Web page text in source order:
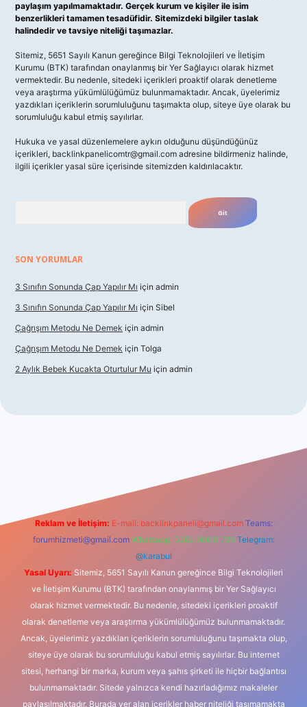
paylaşım yapılmamaktadır. Gerçek kurum ve kişiler ile isim
benzerlikleri tamamen tesadüfidir. Sitemizdeki bilgiler taslak
halindedir ve tavsiye niteliği taşımazlar.
Sitemiz, 5651 Sayılı Kanun gereğince Bilgi Teknolojileri ve İletişim
Kurumu (BTK) tarafından onaylanmış bir Yer Sağlayıcı olarak hizmet
vermektedir. Bu nedenle, sitedeki içerikleri proaktif olarak denetleme
veya araştırma yükümlülüğümüz bulunmamaktadır. Ancak, üyelerimiz
yazdıkları içeriklerin sorumluluğunu taşımakta olup, siteye üye olarak bu
sorumluluğu kabul etmiş sayılırlar.
Hukuka ve yasal düzenlemelere aykırı olduğunu düşündüğünüz
içerikleri, backlinkpanelicomtr@gmail.com adresine bildirmeniz halinde,
ilgili içerikler yasal süre içerisinde sitemizden kaldırılacaktır.
SON YORUMLAR
3 Sınıfın Sonunda Çap Yapılır Mı için admin
3 Sınıfın Sonunda Çap Yapılır Mı için Sibel
Çağrışım Metodu Ne Demek için admin
Çağrışım Metodu Ne Demek için Tolga
2 Aylık Bebek Kucakta Oturtulur Mu için admin
Reklam ve İletişim: E-mail: backlinkpaneli@gmail.com Teams:
forumhizmeti@gmail.com Whatsapp: 0262 606 0 726 Telegram:
@karabul
Yasal Uyarı: Sitemiz, 5651 Sayılı Kanun gereğince Bilgi Teknolojileri
ve İletişim Kurumu (BTK) tarafından onaylanmış bir Yer Sağlayıcı
olarak hizmet vermektedir. Bu nedenle, sitedeki içerikleri proaktif
olarak denetleme veya araştırma yükümlülüğümüz bulunmamaktadır.
Ancak, üyelerimiz yazdıkları içeriklerin sorumluluğunu taşımakta olup,
siteye üye olarak bu sorumluluğu kabul etmiş sayılırlar. Bu internet
sitesi, herhangi bir marka, kurum veya şahıs şirketi ile hiçbir bağlantısı
bulunmamaktadır. Sitede yalnızca kendi hazırladığımız makaleler
paylaşılmaktadır. Burada yer alan içerikler haber niteliği taşımamakta